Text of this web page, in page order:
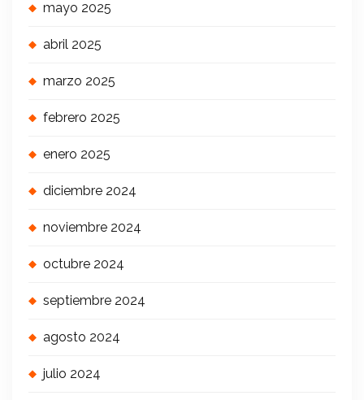
mayo 2025
abril 2025
marzo 2025
febrero 2025
enero 2025
diciembre 2024
noviembre 2024
octubre 2024
septiembre 2024
agosto 2024
julio 2024